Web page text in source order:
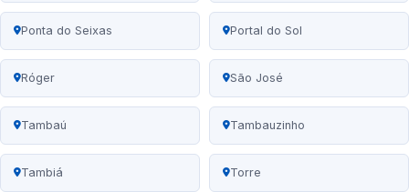
Ponta do Seixas Portal do Sol
Róger São José
Tambaú Tambauzinho
Tambiá Torre